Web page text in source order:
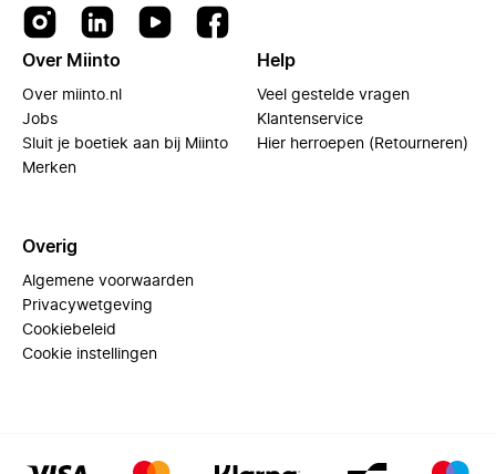
Over Miinto
Over miinto.nl
Jobs
Sluit je boetiek aan bij Miinto
Merken
Help
Veel gestelde vragen
Klantenservice
Hier herroepen (Retourneren)
Overig
Algemene voorwaarden
Privacywetgeving
Cookiebeleid
Cookie instellingen